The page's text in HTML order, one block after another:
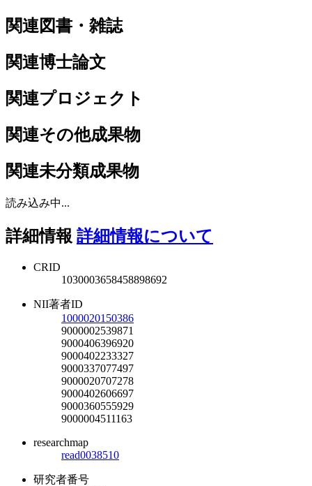
関連図書・雑誌
関連博士論文
関連プロジェクト
関連その他成果物
関連未分類成果物
読み込み中...
詳細情報 詳細情報について
CRID
1030003658458898692
NII著者ID
1000020150386
9000002539871
9000406396920
9000402233327
9000337077497
9000020707278
9000402606697
9000360555929
9000004511163
researchmap
read0038510
研究者番号